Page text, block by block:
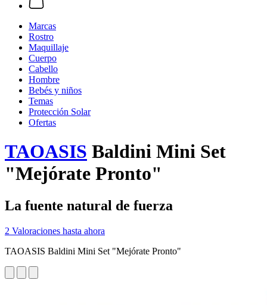
Marcas
Rostro
Maquillaje
Cuerpo
Cabello
Hombre
Bebés y niños
Temas
Protección Solar
Ofertas
TAOASIS Baldini Mini Set
"Mejórate Pronto"
La fuente natural de fuerza
2 Valoraciones hasta ahora
TAOASIS Baldini Mini Set "Mejórate Pronto"